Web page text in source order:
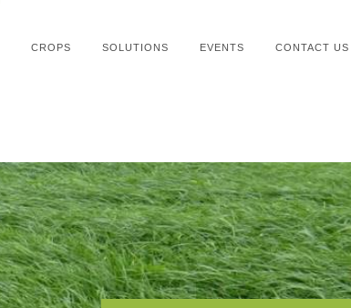
CROPS SOLUTIONS EVENTS CONTACT US